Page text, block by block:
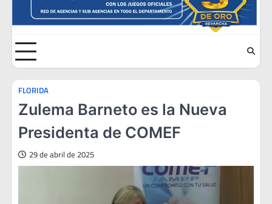
FLORIDA
Zulema Barneto es la Nueva
Presidenta de COMEF
29 de abril de 2025